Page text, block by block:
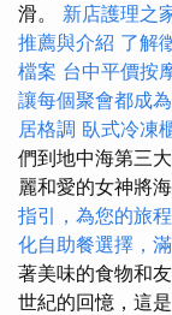
滑。 新店護理之
推薦與介紹 了解
檔案 台中平價按
讓每個聚會都成
居格調 臥式冷凍
們到地中海第三
麗和愛的女神將
指引，為您的旅
化自助餐選擇，
著美味的食物和
世紀的回憶，這